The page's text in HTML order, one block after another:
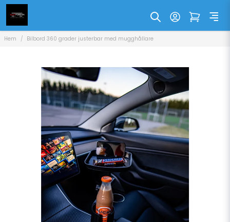
Hem Bilbord 360 grader justerbar med mugghållare